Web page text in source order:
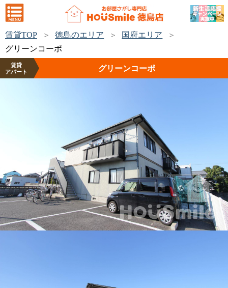
賃貸TOP 徳島のエリア
国府エリア
グリーンコーポ
賃貸
アパート
グリーンコーポ